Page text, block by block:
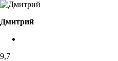
Дмитрий
9,7